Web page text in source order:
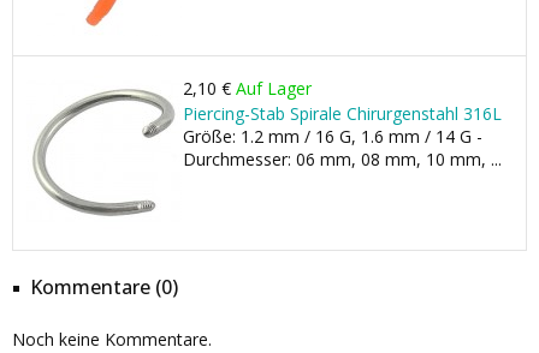
2,10 € Auf Lager
Piercing-Stab Spirale Chirurgenstahl 316L
Größe: 1.2 mm / 16 G, 1.6 mm / 14 G -
Durchmesser: 06 mm, 08 mm, 10 mm, ...
Kommentare (0)
Noch keine Kommentare.